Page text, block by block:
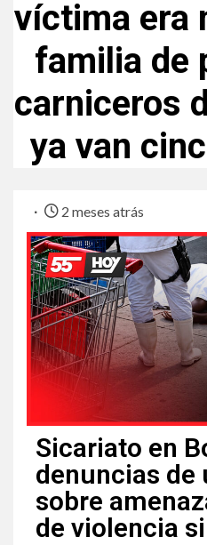
víctima era
familia de
carniceros
ya van
2 meses atrás
Sicariato en
denuncias de
sobre
de violencia